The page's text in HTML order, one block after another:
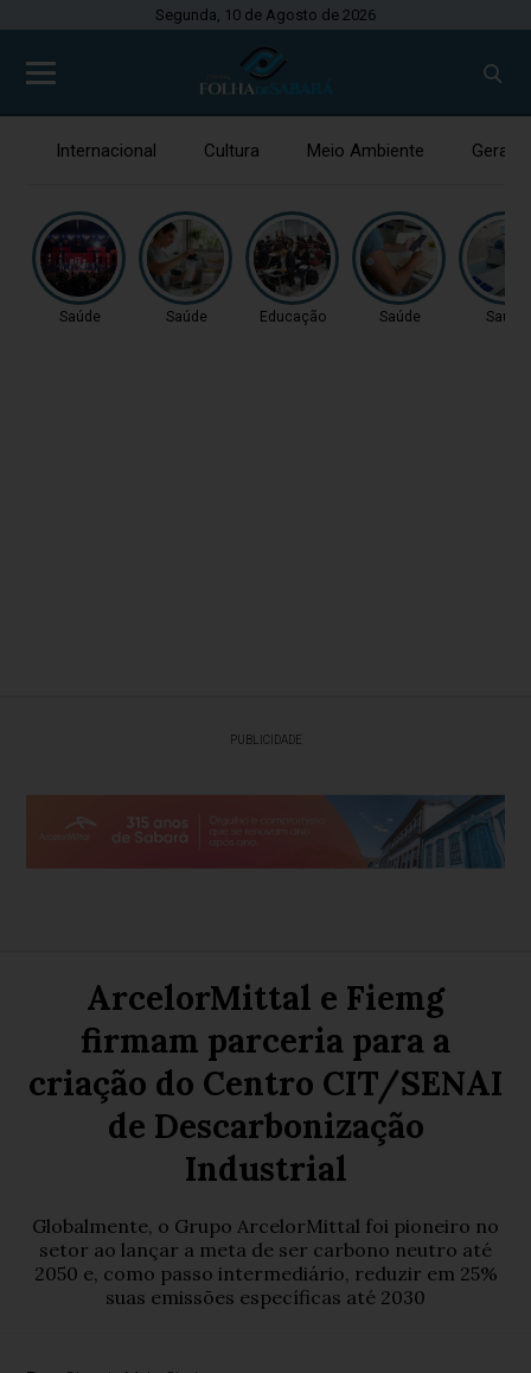
Segunda, 10 de Agosto de 2026
Internacional Cultura Meio Ambiente Gerais
Saúde Saúde Educação Saúde Saúde
PUBLICIDADE
ArcelorMittal e Fiemg
firmam parceria para a
criação do Centro CIT/SENAI
de Descarbonização
Industrial
Globalmente, o Grupo ArcelorMittal foi pioneiro no
setor ao lançar a meta de ser carbono neutro até
2050 e, como passo intermediário, reduzir em 25%
suas emissões específicas até 2030